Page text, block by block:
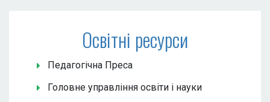
Освітні ресурси
Педагогічна Преса
Головне управління освіти і науки